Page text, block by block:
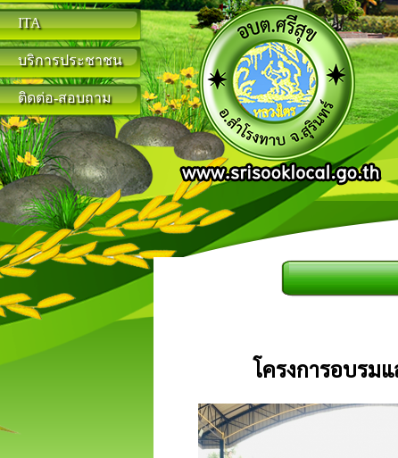
ITA
บริการประชาชน
ติดต่อ-สอบถาม
โครงการอบรม